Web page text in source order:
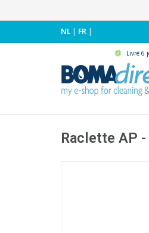
NL| FR |
Livré 6
Raclette AP -